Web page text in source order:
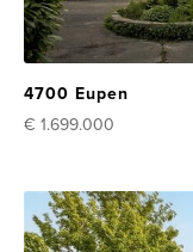
4700 Eupen
€ 1.699.000